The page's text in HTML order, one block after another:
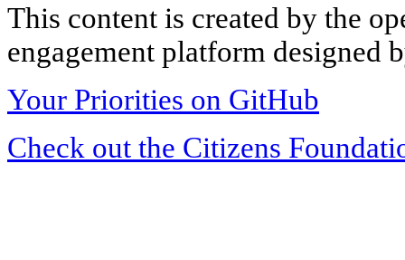
This content is created by the
engagement platform designed
Your Priorities on GitHub
Check out the Citizens